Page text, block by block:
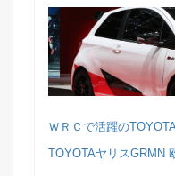
ＷＲＣで活躍の
TOYOTAヤリスGRMN